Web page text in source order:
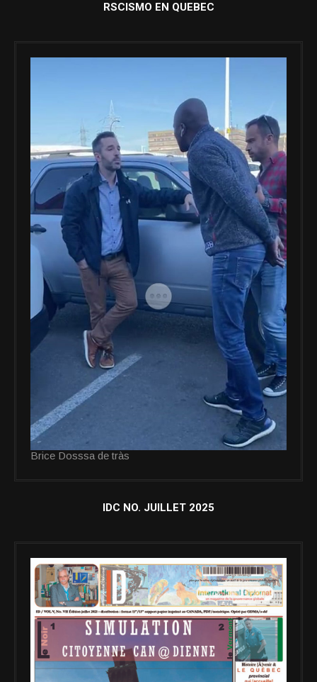
RSCISMO EN QUEBEC
Brice Dosssa de tràs
IDC NO. JUILLET 2025